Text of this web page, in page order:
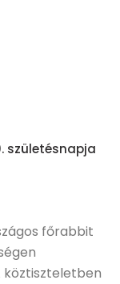
születésnapja
főrabbit
köztiszteletben